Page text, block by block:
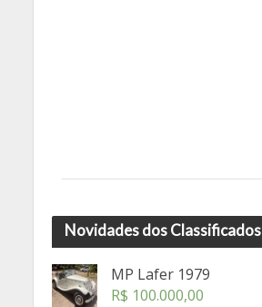
Novidades dos Classificados
MP Lafer 1979
R$ 100.000,00